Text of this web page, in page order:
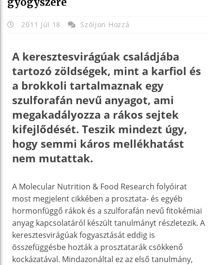
2011 Júl 18 Szóljon Hozzá
A keresztesvirágúak családjába
tartozó zöldségek, mint a karfiol és
a brokkoli tartalmaznak egy
szulforafán nevű anyagot, ami
megakadályozza a rákos sejtek
kifejlődését. Teszik mindezt úgy,
hogy semmi káros mellékhatást
nem mutattak.
A Molecular Nutrition & Food Research folyóirat
most megjelent cikkében a prosztata- és egyéb
hormonfüggő rákok és a szulforafán nevű fitokémiai
anyag kapcsolatáról készült tanulmányt részletezik. A
keresztesvirágúak fogyasztását eddig is
összefüggésbe hozták a prosztatarák csökkenő
kockázatával. Mindazonáltal ez az első tanulmány,